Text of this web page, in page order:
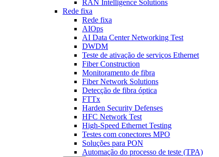
RAN Intelligence Solutions
Rede fixa
Rede fixa
AIOps
AI Data Center Networking Test
DWDM
Teste de ativação de serviços Ethernet
Fiber Construction
Monitoramento de fibra
Fiber Network Solutions
Detecção de fibra óptica
FTTx
Harden Security Defenses
HFC Network Test
High-Speed Ethernet Testing
Testes com conectores MPO
Soluções para PON
Automação do processo de teste (TPA)